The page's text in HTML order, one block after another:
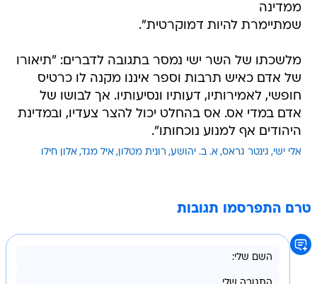
ממדינה
שמתיימרת להיות דמוקרטית".
מלשכתו של השר ישי נמסר בתגובה לדברים: "תיאורו
של אדם כאיש תרבות וספר איננו מקנה לו כרטיס
חופשי, לאמירותיו, דעותיו ונסיעותיו. אך לבושו של
אדם במדי אס. אס בהחלט יכול להצר צעדיו, ובמדינת
היהודים אף למנוע נוכחותו".
אלי ישי גינטר גראס א. ב. יהושע רונית מטלון איל מגד אלון חילו
טרם התפרסמו תגובות